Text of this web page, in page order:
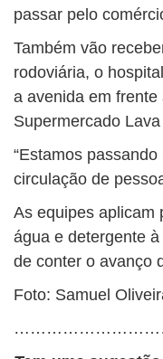
passar pelo
Também vão
rodoviária, o
a avenida em
Supermercado
“Estamos
circulação de
As equipes aplicam
água e detergente
de conter o avanço
Foto: Samuel